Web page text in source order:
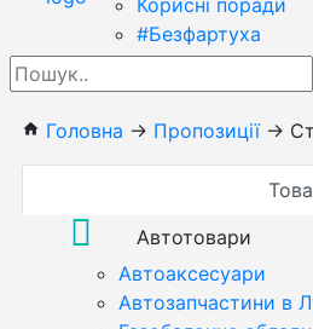
Корисні поради
#Безфартуха
home Головна → Пропозиції→
Автотовари
Автоаксесуари
Автозапчастини в